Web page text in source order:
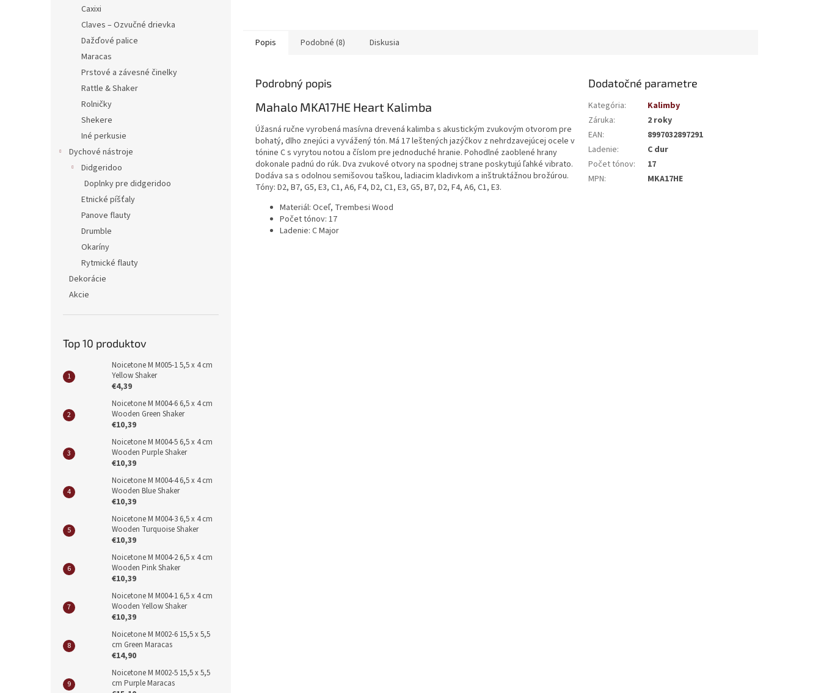
Caxixi
Claves – Ozvučné drievka
Dažďové palice
Maracas
Prstové a závesné činelky
Rattle & Shaker
Rolničky
Shekere
Iné perkusie
Dychové nástroje
Didgeridoo
Doplnky pre didgeridoo
Etnické píšťaly
Panove flauty
Drumble
Okaríny
Rytmické flauty
Dekorácie
Akcie
Top 10 produktov
Noicetone M M005-1 5,5 x 4 cm
Yellow Shaker
€4,39
Noicetone M M004-6 6,5 x 4 cm
Wooden Green Shaker
€10,39
Noicetone M M004-5 6,5 x 4 cm
Wooden Purple Shaker
€10,39
Noicetone M M004-4 6,5 x 4 cm
Wooden Blue Shaker
€10,39
Noicetone M M004-3 6,5 x 4 cm
Wooden Turquoise Shaker
€10,39
Noicetone M M004-2 6,5 x 4 cm
Wooden Pink Shaker
€10,39
Noicetone M M004-1 6,5 x 4 cm
Wooden Yellow Shaker
€10,39
Noicetone M M002-6 15,5 x 5,5
cm Green Maracas
€14,90
Noicetone M M002-5 15,5 x 5,5
cm Purple Maracas
Popis Podobné (8) Diskusia
Podrobný popis
Mahalo MKA17HE Heart Kalimba
Úžasná ručne vyrobená masívna drevená kalimba s akustickým zvukovým otvorom pre
bohatý, dlho znejúci a vyvážený tón. Má 17 leštených jazýčkov z nehrdzavejúcej ocele v
tónine C s vyrytou notou a číslom pre jednoduché hranie. Pohodlné zaoblené hrany
dokonale padnú do rúk. Dva zvukové otvory na spodnej strane poskytujú ľahké vibrato.
Dodáva sa s odolnou semišovou taškou, ladiacim kladivkom a inštruktážnou brožúrou.
Tóny: D2, B7, G5, E3, C1, A6, F4, D2, C1, E3, G5, B7, D2, F4, A6, C1, E3.
Materiál: Oceľ, Trembesi Wood
Počet tónov: 17
Ladenie: C Major
Dodatočné parametre
Kategória:
Kalimby
Záruka:
2 roky
EAN:
8997032897291
Ladenie:
C dur
Počet tónov:
17
MPN: MKA17HE